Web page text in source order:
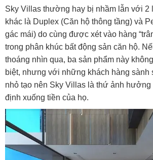
Sky Villas thường hay bị nhầm lẫn với 2
khác là Duplex (Căn hộ thông tầng) và
gác mái) do cùng được xét vào hàng
trong phân khúc bất động sản căn hộ.
thoáng nhìn qua, ba sản phẩm này
biệt, nhưng với những khách hàng sành
nhỏ tạo nên Sky Villas là thứ ảnh
định xuống tiền của họ.